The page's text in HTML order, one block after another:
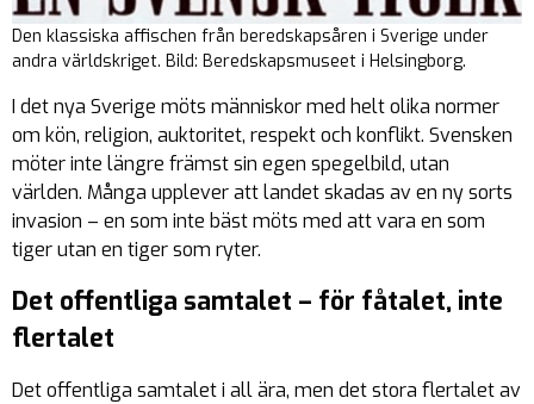
Den klassiska affischen från beredskapsåren i Sverige under
andra världskriget. Bild: Beredskapsmuseet i Helsingborg.
I det nya Sverige möts människor med helt olika normer
om kön, religion, auktoritet, respekt och konflikt. Svensken
möter inte längre främst sin egen spegelbild, utan
världen. Många upplever att landet skadas av en ny sorts
invasion – en som inte bäst möts med att vara en som
tiger utan en tiger som ryter.
Det offentliga samtalet – för fåtalet, inte
flertalet
Det offentliga samtalet i all ära, men det stora flertalet av